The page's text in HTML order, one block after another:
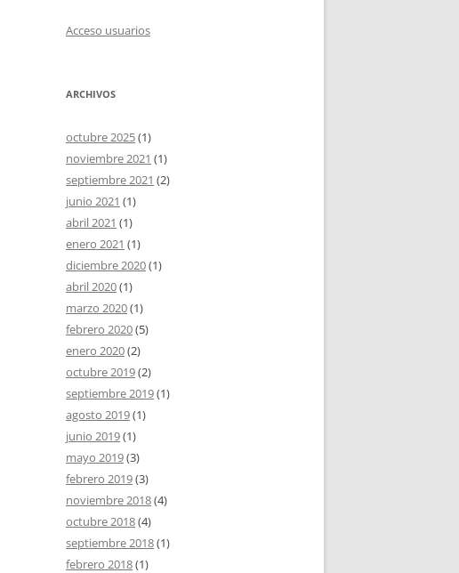
Acceso usuarios
ARCHIVOS
octubre 2025(1)
noviembre 2021 (1)
septiembre 2021 (2)
junio 2021 (1)
abril 2021 (1)
enero 2021 (1)
diciembre 2020(1)
abril 2020(1)
marzo 2020(1)
febrero 2020(5)
enero 2020(2)
octubre 2019(2)
septiembre 2019(1)
agosto 2019(1)
junio 2019(1)
mayo 2019(3)
febrero 2019(3)
noviembre 2018(4)
octubre 2018(4)
septiembre 2018(1)
febrero 2018(1)